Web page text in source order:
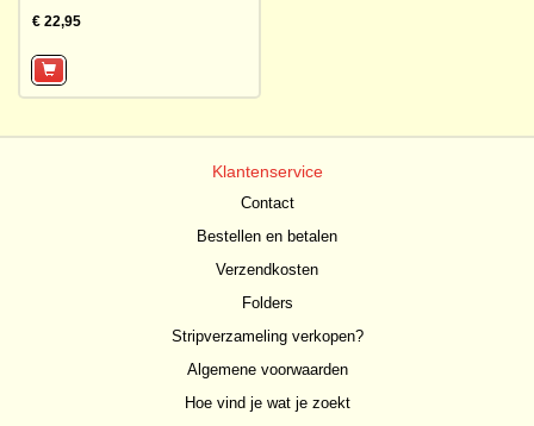
€ 22,95
Klantenservice
Contact
Bestellen en betalen
Verzendkosten
Folders
Stripverzameling verkopen?
Algemene voorwaarden
Hoe vind je wat je zoekt